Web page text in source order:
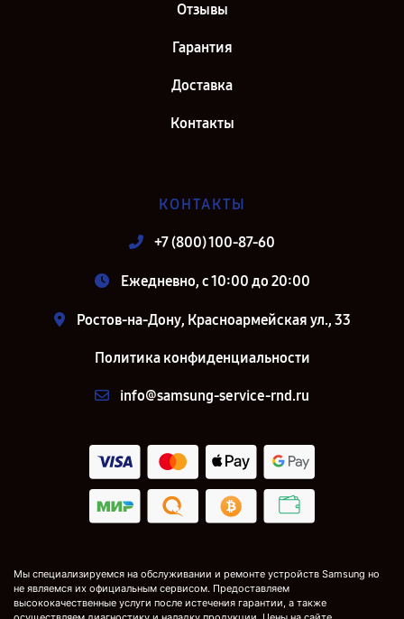
Отзывы
Гарантия
Доставка
Контакты
КОНТАКТЫ
+7 (800) 100-87-60
Ежедневно, с 10:00 до 20:00
Ростов-на-Дону, Красноармейская ул., 33
Политика конфиденциальности
info@samsung-service-rnd.ru
Мы специализируемся на обслуживании и ремонте устройств Samsung но
не являемся их официальным сервисом. Предоставляем
высококачественные услуги после истечения гарантии, а также